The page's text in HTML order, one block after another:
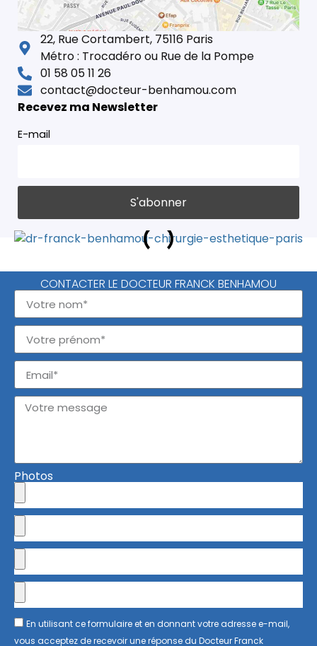
22, Rue Cortambert, 75116 Paris
Métro : Trocadéro ou Rue de la Pompe
01 58 05 11 26
contact@docteur-benhamou.com
Recevez ma Newsletter
E-mail
CONTACTER LE DOCTEUR FRANCK BENHAMOU
Photos
En utilisant ce formulaire et en donnant votre adresse e-mail,
vous acceptez de recevoir une réponse du Docteur Franck